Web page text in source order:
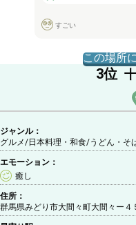
すごい
この場所
3位
ジャンル：
グルメ/日本料理・和食/うどん・そ
エモーション：
癒し
住所：
群馬県みどり市大間々町大間々ー４